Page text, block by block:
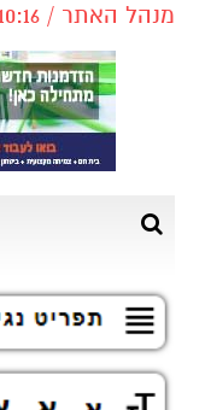
מנהל האתר / 10:16 26.10.17